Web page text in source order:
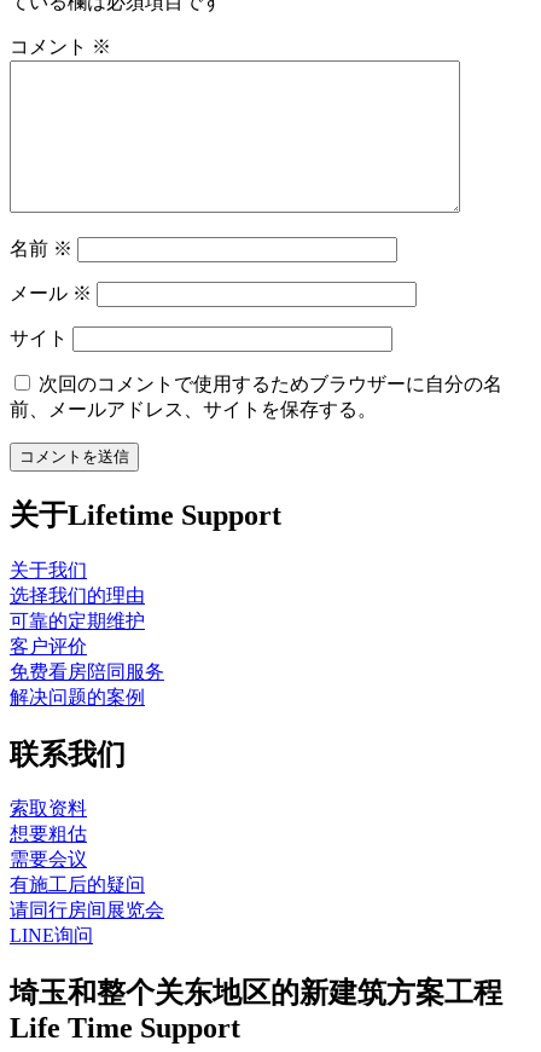
コメント ※
名前 ※
メール ※
サイト
次回のコメントで使用するためブラウザーに自分の名
前、メールアドレス、サイトを保存する。
关于Lifetime Support
关于我们
选择我们的理由
可靠的定期维护
客户评价
免费看房陪同服务
解决问题的案例
联系我们
索取资料
想要粗估
需要会议
有施工后的疑问
请同行房间展览会
LINE询问
埼玉和整个关东地区的新建筑方案工程
Life Time Support